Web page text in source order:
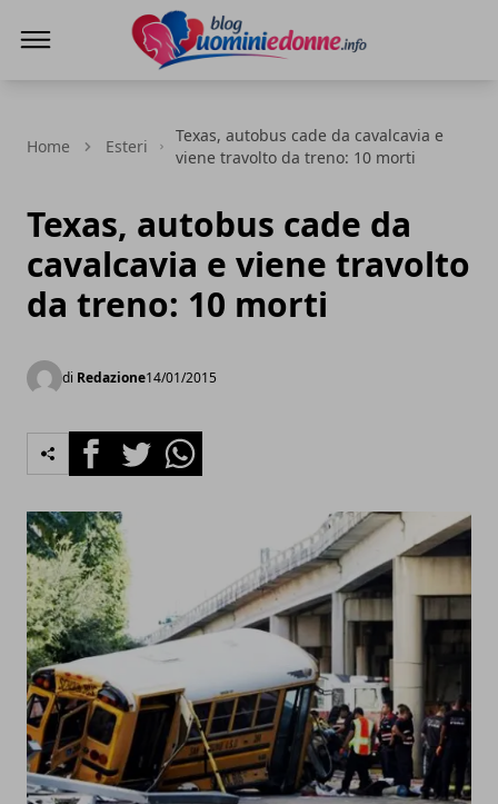
Home Esteri
Texas, autobus cade da cavalcavia e
viene travolto da treno: 10 morti
Texas, autobus cade da
cavalcavia e viene travolto
da treno: 10 morti
di Redazione14/01/2015
FacebookTwitterWhatsapp